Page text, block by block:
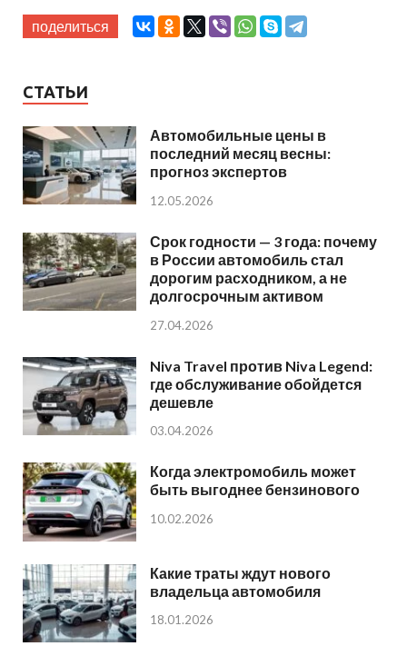
поделиться
СТАТЬИ
Автомобильные цены в
последний месяц весны:
прогноз экспертов
12.05.2026
Срок годности — 3 года: почему
в России автомобиль стал
дорогим расходником, а не
долгосрочным активом
27.04.2026
Niva Travel против Niva Legend:
где обслуживание обойдется
дешевле
03.04.2026
Когда электромобиль может
быть выгоднее бензинового
10.02.2026
Какие траты ждут нового
владельца автомобиля
18.01.2026